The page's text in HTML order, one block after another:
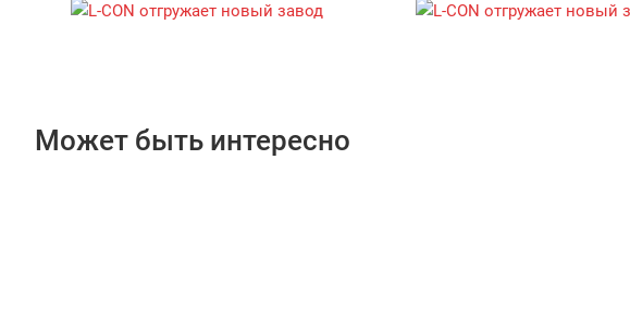
Может быть интересно